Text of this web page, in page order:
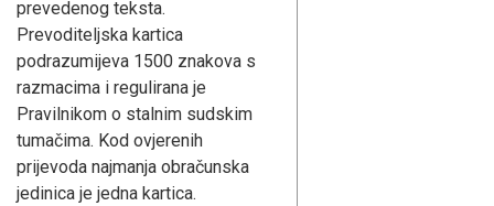
prevedenog teksta.
Prevoditeljska kartica
podrazumijeva 1500 znakova s
razmacima i regulirana je
Pravilnikom o stalnim sudskim
tumačima. Kod ovjerenih
prijevoda najmanja obračunska
jedinica je jedna kartica.